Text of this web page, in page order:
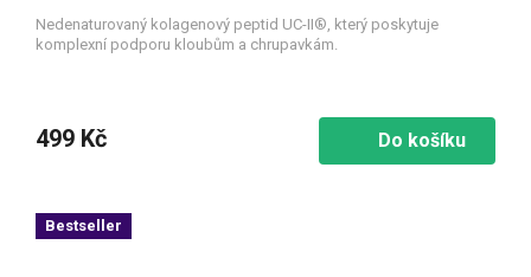
Nedenaturovaný kolagenový peptid UC-II®, který poskytuje
komplexní podporu kloubům a chrupavkám.
499 Kč Do košíku
Bestseller